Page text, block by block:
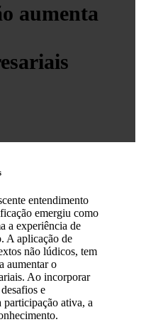
aumenta
entendimento
emergiu como
a experiência de
A aplicação de
não lúdicos, tem
aumentar o
Ao incorporar
e
participação ativa, a